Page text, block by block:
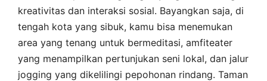
kreativitas dan interaksi sosial. Bayangkan saja, di
tengah kota yang sibuk, kamu bisa menemukan
area yang tenang untuk bermeditasi, amfiteater
yang menampilkan pertunjukan seni lokal, dan jalur
jogging yang dikelilingi pepohonan rindang. Taman